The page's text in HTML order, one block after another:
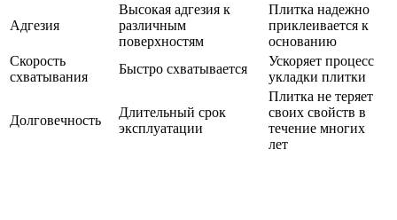
Адгезия
Высокая адгезия к
различным
поверхностям
Плитка надежно
приклеивается к
основанию
Скорость
схватывания
Быстро схватывается
Ускоряет процесс
укладки плитки
Долговечность
Длительный срок
эксплуатации
Плитка не теряет
своих свойств в
течение многих
лет